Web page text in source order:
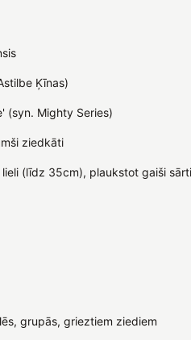
Ķīnas)
(syn. Mighty Series)
ziedkāti
lieli (līdz 35cm), plaukstot gaiši sārti
grupās, grieztiem ziediem